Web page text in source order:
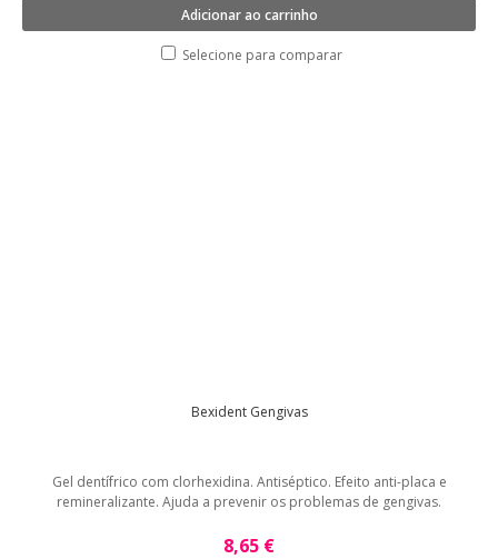
Adicionar ao carrinho
Selecione para comparar
Bexident Gengivas
Gel dentífrico com clorhexidina. Antiséptico. Efeito anti-placa e
remineralizante. Ajuda a prevenir os problemas de gengivas.
8,65 €